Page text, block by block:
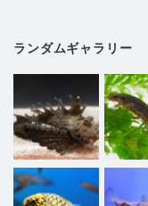
ランダムギャラリー